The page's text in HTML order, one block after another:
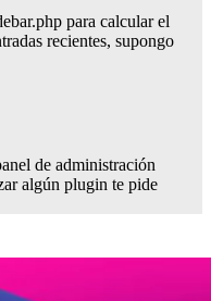
para calcular el
recientes, supongo
de administración
algún plugin te pide